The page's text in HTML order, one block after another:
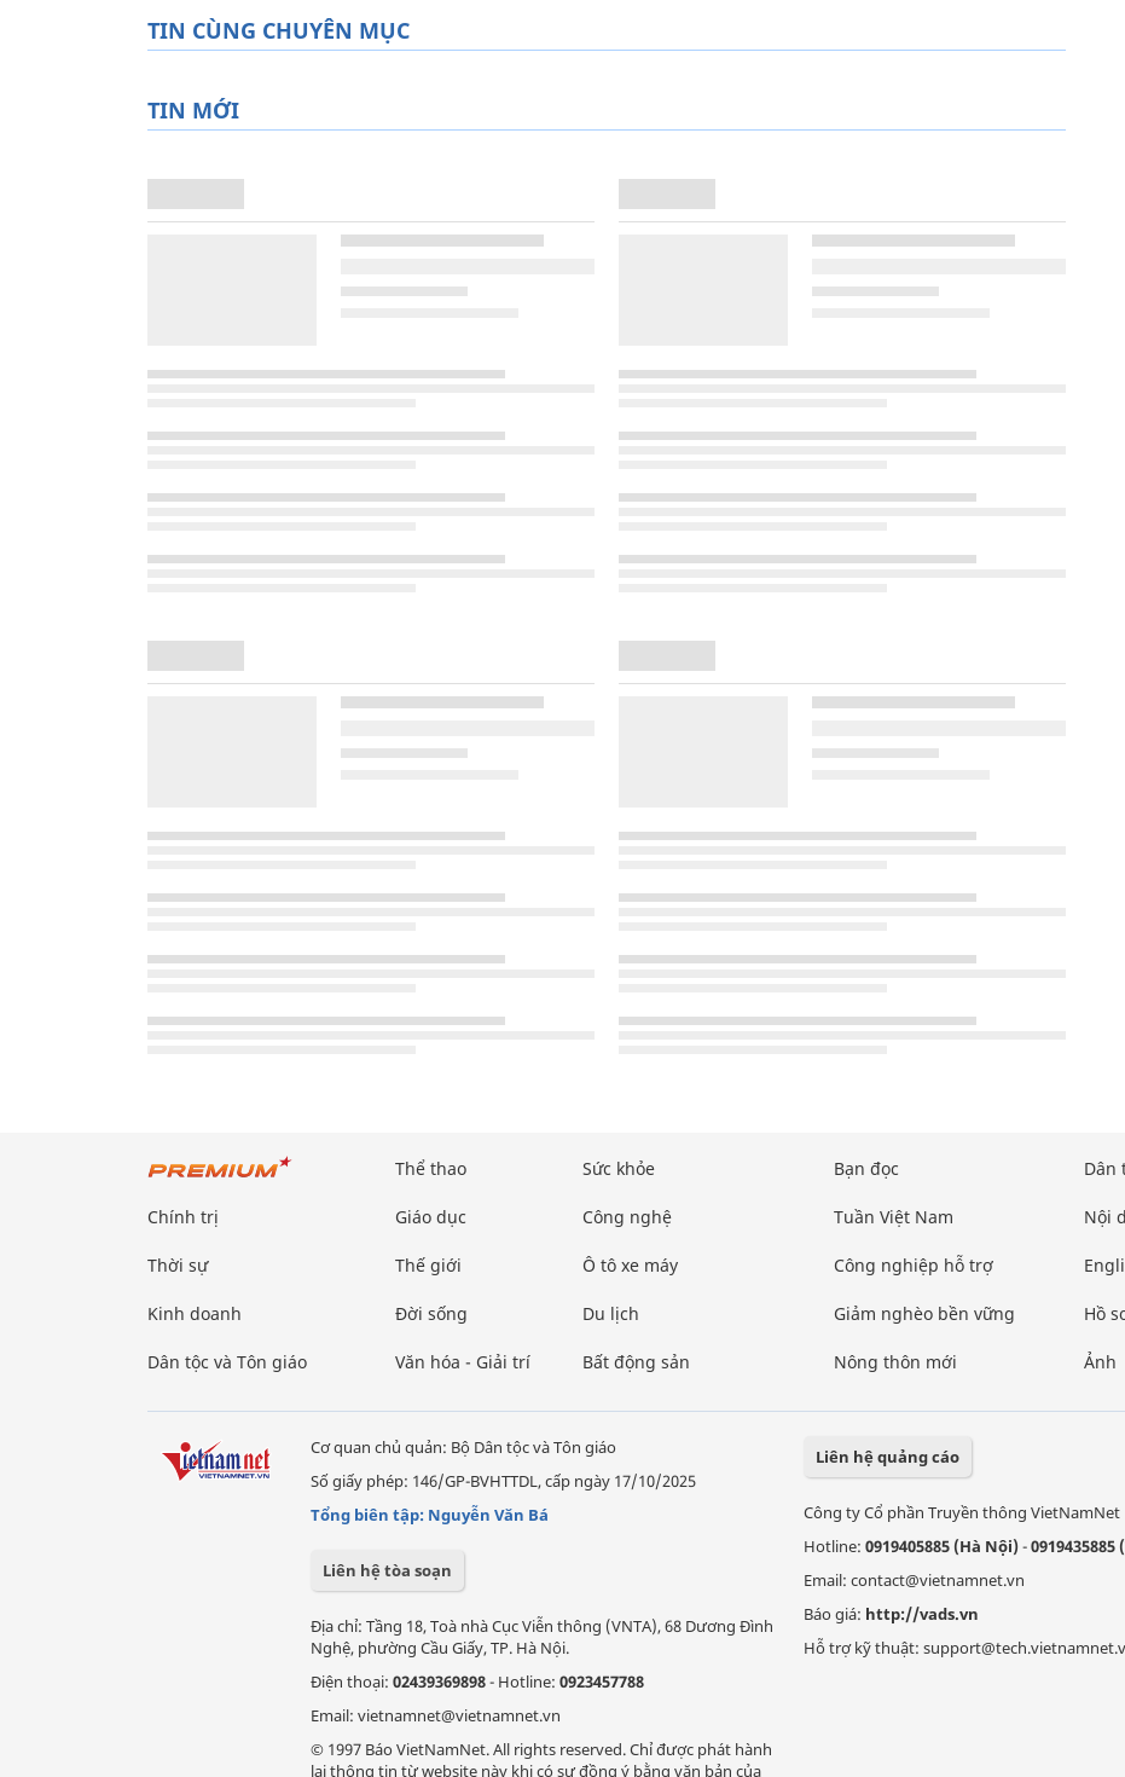
TIN CÙNG CHUYÊN MỤC
TIN MỚI
Chính trị
Thời sự
Kinh doanh
Dân tộc và Tôn giáo
Thể thao
Giáo dục
Thế giới
Đời sống
Văn hóa - Giải trí
Sức khỏe
Công nghệ
Ô tô xe máy
Du lịch
Bất động sản
Bạn đọc
Tuần Việt Nam
Công nghiệp hỗ trợ
Giảm nghèo bền vững
Nông thôn mới
Dân
Nội
Hồ
Ảnh
Cơ quan chủ quản: Bộ Dân tộc và Tôn giáo
Số giấy phép: 146/GP-BVHTTDL, cấp ngày 17/10/2025
Tổng biên tập: Nguyễn Văn Bá
Liên hệ tòa soạn
Địa chỉ: Tầng 18, Toà nhà Cục Viễn thông (VNTA), 68 Dương Đình
Nghệ, phường Cầu Giấy, TP. Hà Nội.
Điện thoại: 02439369898- Hotline: 0923457788
Email: vietnamnet@vietnamnet.vn
© 1997 Báo VietNamNet. All rights reserved. Chỉ được phát hành
lại thông tin từ website này khi có sự đồng ý bằng văn bản của
Liên hệ quảng cáo
Công ty Cổ phần Truyền thông VietNamNet
Hotline: 0919405885 (Hà Nội)-0919435885
Email: contact@vietnamnet.vn
Báo giá: http://vads.vn
Hỗ trợ kỹ thuật: